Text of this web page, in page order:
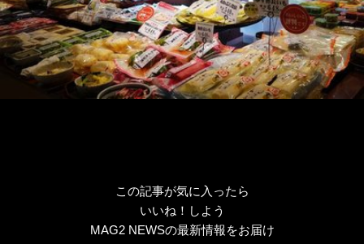
この記事が気に入ったら
いいね！しよう
MAG2 NEWSの最新情報をお届け